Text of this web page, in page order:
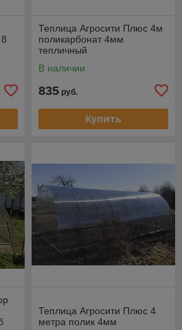
Теплица Агросити Плюс 4м
поликарбонат 4мм
тепличный
В наличии
835 руб.
Купить
Теплица Агросити Плюс 4
метра полик 4мм